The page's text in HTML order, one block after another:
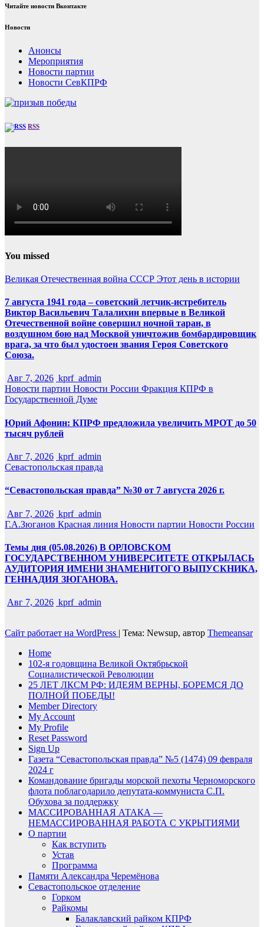
Читайте новости Вконтакте
Новости
Анонсы
Мероприятия
Новости партии
Новости СевКПРФ
RSS
You missed
Великая Отечественная война СССР Этот день в истории
7 августа 1941 года – советский летчик-истребитель
Виктор Васильевич Талалихин впервые в Великой
Отечественной войне совершил ночной таран, в
воздушном бою над Москвой уничтожив бомбардировщик
врага, за что был удостоен звания Героя Советского
Союза.
Авг 7, 2026 kprf_admin
Новости партии Новости России Фракция КПРФ в
Государственной Думе
Юрий Афонин: КПРФ предложила увеличить МРОТ до 50
тысяч рублей
Авг 7, 2026 kprf_admin
Севастопольская правда
“Севастопольская правда” №30 от 7 августа 2026 г.
Авг 7, 2026 kprf_admin
Г.А.Зюганов Красная линия Новости партии Новости России
Темы дня (05.08.2026) В ОРЛОВСКОМ
ГОСУДАРСТВЕННОМ УНИВЕРСИТЕТЕ ОТКРЫЛАСЬ
АУДИТОРИЯ ИМЕНИ ЗНАМЕНИТОГО ВЫПУСКНИКА,
ГЕННАДИЯ ЗЮГАНОВА.
Авг 7, 2026 kprf_admin
Сайт работает на WordPress | Тема: Newsup, автор Themeansar
Home
102-я годовщина Великой Октябрьской
Социалистической Революции
25 ЛЕТ ЛКСМ РФ: ИДЕЯМ ВЕРНЫ, БОРЕМСЯ ДО
ПОЛНОЙ ПОБЕДЫ!
Member Directory
My Account
My Profile
Reset Password
Sign Up
Газета “Севастопольская правда” №5 (1474) 09 февраля
2024 г
Командование бригады морской пехоты Черноморского
флота поблагодарило депутата-коммуниста С.П.
Обухова за поддержку
МАССИРОВАННАЯ АТАКА —
НЕМАССИРОВАННАЯ РАБОТА С УКРЫТИЯМИ
О партии
Как вступить
Устав
Программа
Памяти Александра Черемёнова
Севастопольское отделение
Горком
Райкомы
Балаклавский райком КПРФ